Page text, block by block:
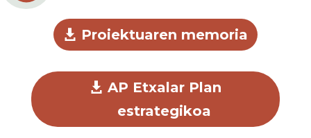
Proiektuaren memoria
AP Etxalar Plan
estrategikoa